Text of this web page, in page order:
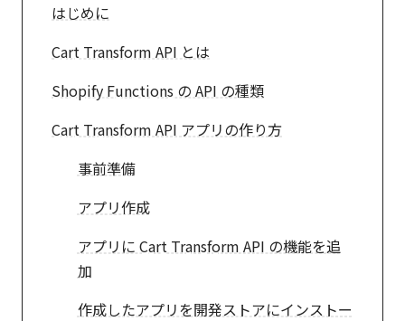
はじめに
Cart Transform API とは
Shopify Functions の API の種類
Cart Transform API アプリの作り方
事前準備
アプリ作成
アプリに Cart Transform API の機能を追
加
作成したアプリを開発ストアにインストー